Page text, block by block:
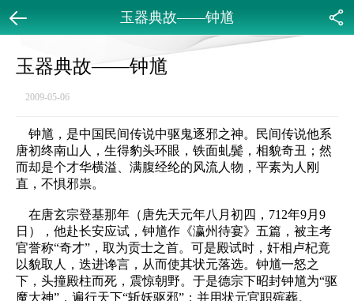
玉器典故——钟馗
玉器典故——钟馗
2009-05-06
钟馗，是中国民间传说中驱鬼逐邪之神。民间传说他系
唐初终南山人，生得豹头环眼，铁面虬鬓，相貌奇丑；然
而却是个才华横溢、满腹经纶的风流人物，平素为人刚
直，不惧邪祟。
在唐玄宗登基那年（唐先天元年八月初四，712年9月9
日），他赴长安应试，钟馗作《瀛州待宴》五篇，被主考
官誉称“奇才”，取为贡士之首。可是殿试时，奸相卢杞竟
以貌取人，迭进谗言，从而使其状元落选。钟馗一怒之
下，头撞殿柱而死，震惊朝野。于是德宗下昭封钟馗为“驱
魔大神”，遍行天下“斩妖驱邪”；并用状元官职殡葬。